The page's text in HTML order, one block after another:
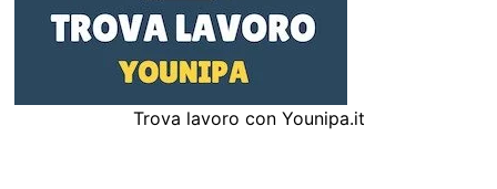
Trova lavoro con Younipa.it